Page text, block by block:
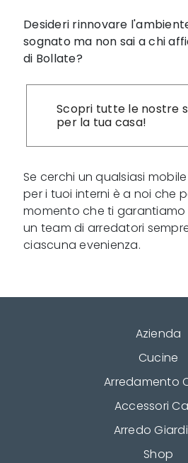
Desideri rinnovare
sognato ma non sai a chi
di Bollate?
Scopri tutte le nostre
per la tua casa!
Se cerchi un qualsiasi
per i tuoi interni è a noi che
momento che ti
un team di arredatori
ciascuna evenienza.
Azienda
Cucine
Arredamento
Accessori
Arredo
Shop